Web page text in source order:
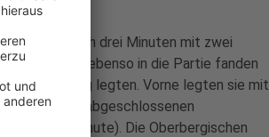
die nach drei Minuten mit zwei
jedoch ebenso in die Partie fanden
an den Tag legten. Vorne legten sie mit
erfolgreich abgeschlossenen
(6. Minute). Die Oberbergischen